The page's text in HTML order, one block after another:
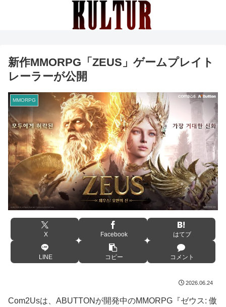
新作MMORPG「ZEUS」ゲームプレイト
レーラーが公開
MMORPG
X Facebook はてブ
LINE コピー コメント
2026.06.24
Com2Usは、ABUTTONが開発中のMMORPG『ゼウス: 傲